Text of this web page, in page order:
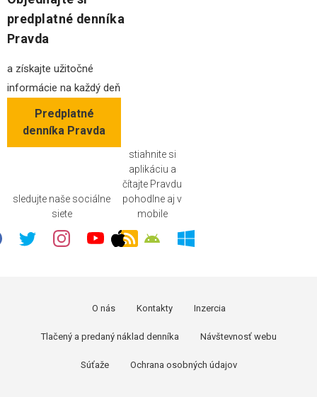
predplatné denníka
Pravda
a získajte užitočné
informácie na každý deň
Predplatné
denníka Pravda
sledujte naše sociálne
siete
stiahnite si
aplikáciu a
čítajte Pravdu
pohodlne aj v
mobile
O nás Kontakty Inzercia
Tlačený a predaný náklad denníka Návštevnosť webu
Súťaže Ochrana osobných údajov